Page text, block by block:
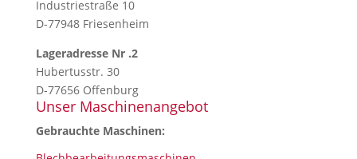
Industriestraße 10
D-77948 Friesenheim
Lageradresse Nr .2
Hubertusstr. 30
D-77656 Offenburg
Unser Maschinenangebot
Gebrauchte Maschinen: